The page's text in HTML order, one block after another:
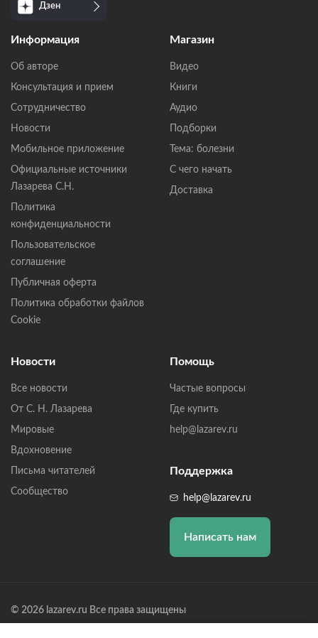
Дзен
Информация
Об авторе
Консультация и прием
Сотрудничество
Новости
Мобильное приложение
Официальные источники
Лазарева С.Н.
Политика
конфиденциальности
Пользовательское
соглашение
Публичная оферта
Политика обработки файлов
Cookie
Магазин
Видео
Книги
Аудио
Подборки
Тема: болезни
С чего начать
Доставка
Новости
Все новости
От С. Н. Лазарева
Мировые
Вдохновение
Письма читателей
Сообщество
Помощь
Частые вопросы
Где купить
help@lazarev.ru
Поддержка
help@lazarev.ru
Написать нам
© 2026 lazarev.ru Все права защищены